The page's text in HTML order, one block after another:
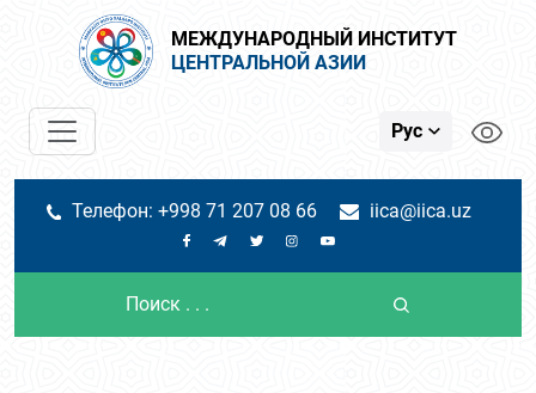
МЕЖДУНАРОДНЫЙ ИНСТИТУТ
ЦЕНТРАЛЬНОЙ АЗИИ
Рус
Телефон: +998 71 207 08 66 iica@iica.uz